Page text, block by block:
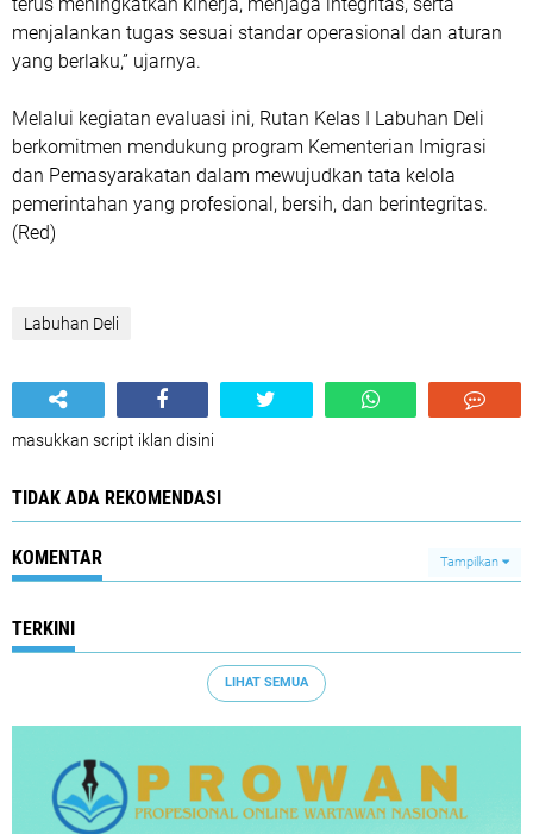
menjalankan tugas sesuai standar operasional dan aturan
yang berlaku,” ujarnya.
Melalui kegiatan evaluasi ini, Rutan Kelas I Labuhan Deli
berkomitmen mendukung program Kementerian Imigrasi
dan Pemasyarakatan dalam mewujudkan tata kelola
pemerintahan yang profesional, bersih, dan berintegritas.
(Red)
Labuhan Deli
masukkan script iklan disini
TIDAK ADA REKOMENDASI
KOMENTAR Tampilkan
TERKINI
LIHAT SEMUA